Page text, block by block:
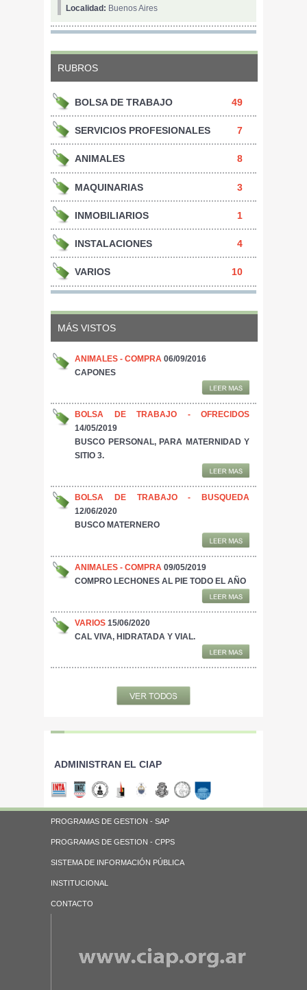
Localidad: Buenos Aires
RUBROS
BOLSA DE TRABAJO 49
SERVICIOS PROFESIONALES 7
ANIMALES 8
MAQUINARIAS 3
INMOBILIARIOS 1
INSTALACIONES 4
VARIOS 10
MÁS VISTOS
ANIMALES - COMPRA 06/09/2016
CAPONES
BOLSA DE TRABAJO - OFRECIDOS
14/05/2019
BUSCO PERSONAL, PARA MATERNIDAD Y
SITIO 3.
BOLSA DE TRABAJO - BUSQUEDA
12/06/2020
BUSCO MATERNERO
ANIMALES - COMPRA 09/05/2019
COMPRO LECHONES AL PIE TODO EL AÑO
VARIOS 15/06/2020
CAL VIVA, HIDRATADA Y VIAL.
ADMINISTRAN EL CIAP
PROGRAMAS DE GESTION - SAP
PROGRAMAS DE GESTION - CPPS
SISTEMA DE INFORMACIÓN PÚBLICA
INSTITUCIONAL
CONTACTO